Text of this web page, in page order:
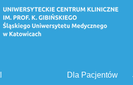
Dla Pacjentów